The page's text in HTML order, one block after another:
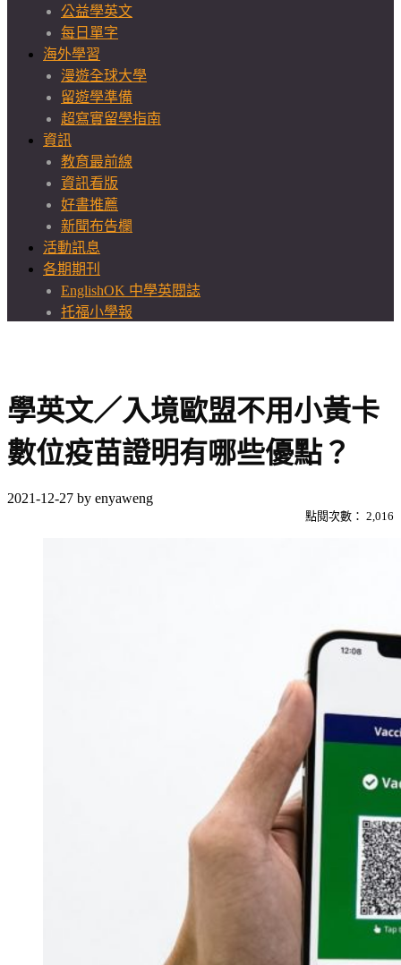
公益學英文
每日單字
海外學習
漫遊全球大學
留遊學準備
超寫實留學指南
資訊
教育最前線
資訊看版
好書推薦
新聞布告欄
活動訊息
各期期刊
EnglishOK 中學英閱誌
托福小學報
學英文／入境歐盟不用小黃卡
數位疫苗證明有哪些優點？
2021-12-27 by enyaweng
點閱次數： 2,016